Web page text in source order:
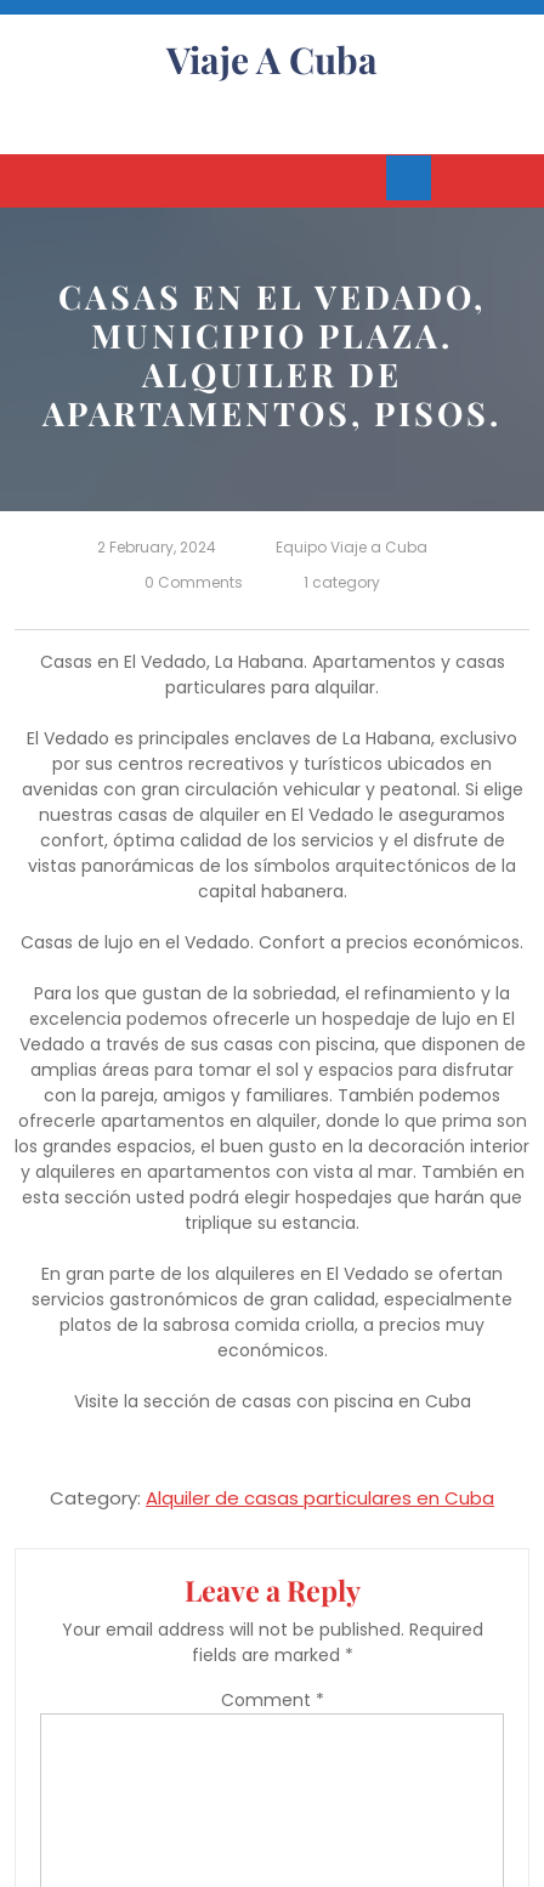
Skip
Viaje A Cuba
Open
CASAS EN EL VEDADO,
MUNICIPIO PLAZA.
ALQUILER DE
APARTAMENTOS, PISOS.
2 February, 2024
Equipo Viaje a Cuba
0 Comments
1 category
Casas en El Vedado, La Habana. Apartamentos y casas
particulares para alquilar.
El Vedado es principales enclaves de La Habana, exclusivo
por sus centros recreativos y turísticos ubicados en
avenidas con gran circulación vehicular y peatonal. Si elige
nuestras casas de alquiler en El Vedado le aseguramos
confort, óptima calidad de los servicios y el disfrute de
vistas panorámicas de los símbolos arquitectónicos de la
capital habanera.
Casas de lujo en el Vedado. Confort a precios económicos.
Para los que gustan de la sobriedad, el refinamiento y la
excelencia podemos ofrecerle un hospedaje de lujo en El
Vedado a través de sus casas con piscina, que disponen de
amplias áreas para tomar el sol y espacios para disfrutar
con la pareja, amigos y familiares. También podemos
ofrecerle apartamentos en alquiler, donde lo que prima son
los grandes espacios, el buen gusto en la decoración interior
y alquileres en apartamentos con vista al mar. También en
esta sección usted podrá elegir hospedajes que harán que
triplique su estancia.
En gran parte de los alquileres en El Vedado se ofertan
servicios gastronómicos de gran calidad, especialmente
platos de la sabrosa comida criolla, a precios muy
económicos.
Visite la sección de casas con piscina en Cuba
Category: Alquiler de casas particulares en Cuba
Leave a Reply
Your email address will not be published. Required
fields are marked *
Comment *